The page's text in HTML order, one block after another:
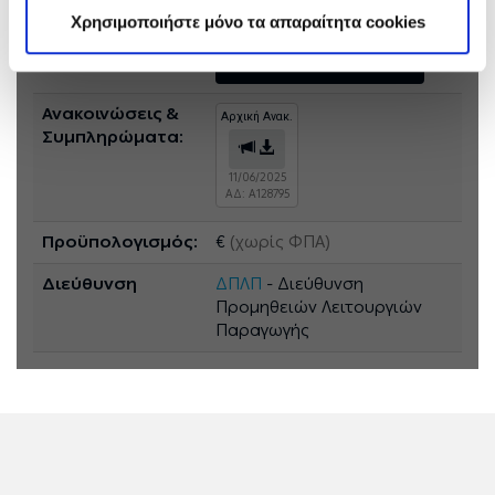
Χρησιμοποιήστε μόνο τα απαραίτητα cookies
Πρόσκληση:
Ανακοινώσεις &
Συμπληρώματα:
Αρχική Ανακ.
11/06/2025
ΑΔ: A128795
Προϋπολογισμός: € (χωρίς ΦΠΑ)
Διεύθυνση ΔΠΛΠ - Διεύθυνση
Προμηθειών Λειτουργιών
Παραγωγής